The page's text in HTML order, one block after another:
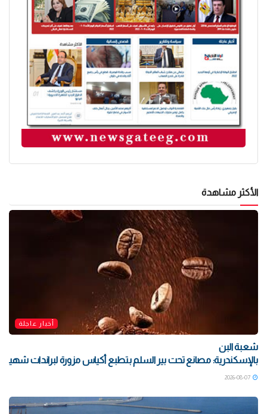
الأكثر مشاهدة
أخبار عاجلة
شعبة البن
بالإسكندرية: مصانع تحت بير السلم بتطبع أكياس مزورة لبراندات شهيرة